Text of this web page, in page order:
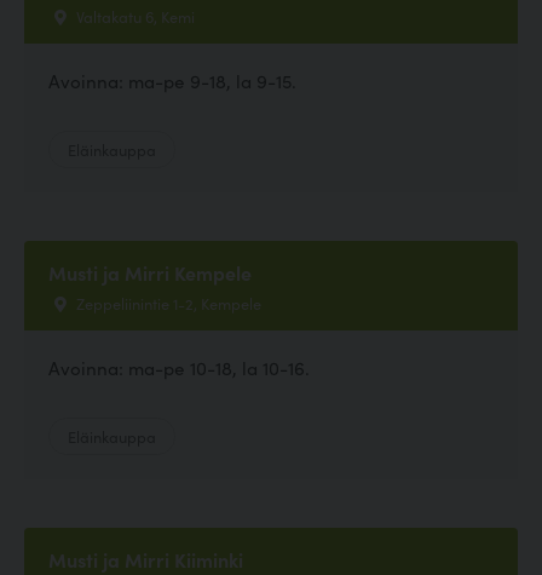
Valtakatu 6, Kemi
Avoinna: ma-pe 9-18, la 9-15.
Musti ja Mirri Kempele
Zeppeliinintie 1-2, Kempele
Avoinna: ma-pe 10-18, la 10-16.
Musti ja Mirri Kiiminki